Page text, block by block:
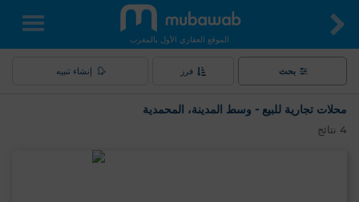
الموقع العقاري الأول بالمغرب
بحث فرز إنشاء تنبيه
محلات تجارية للبيع - وسط المدينة، المحمدية
4 نتائج